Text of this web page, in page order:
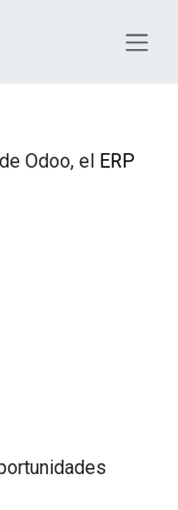
Odoo, el ERP